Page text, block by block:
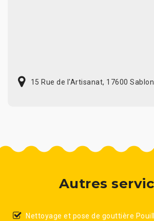
15 Rue de l'Artisanat, 17600
Autres
Nettoyage et pose de gouttière